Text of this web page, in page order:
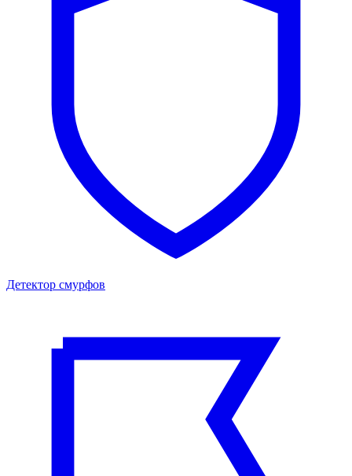
Детектор смурфов